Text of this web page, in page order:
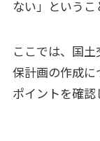
ない」という
ここでは、国
保計画の作成
ポイントを確認